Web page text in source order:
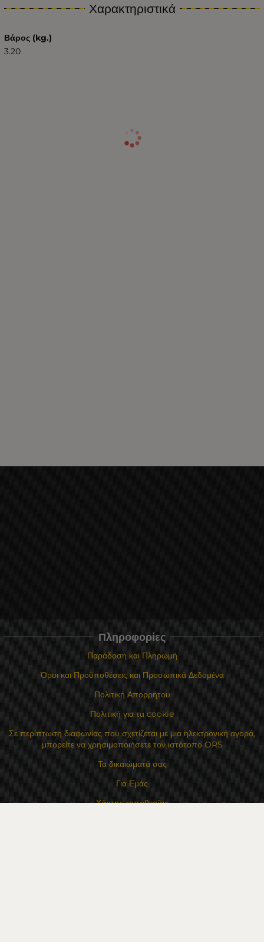
Χαρακτηριστικά
Βάρος (kg.)
3.20
Πληροφορίες
Παράδοση και Πληρωμή
Όροι και Προϋποθέσεις και Προσωπικά Δεδομένα
Πολιτική Απορρήτου
Πολιτική για τα cookie
Σε περίπτωση διαφωνίας που σχετίζεται με μια ηλεκτρονική αγορά,
μπορείτε να χρησιμοποιήσετε τον ιστότοπο ORS
Τα δικαιώματά σας
Για Εμάς
Χάρτης τοποθεσίας